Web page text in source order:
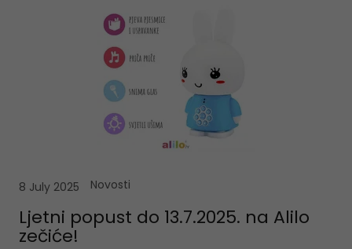
8 July 2025 Novosti
Ljetni popust do 13.7.2025. na Alilo
zečiće!